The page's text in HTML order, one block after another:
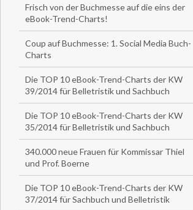
Frisch von der Buchmesse auf die eins der
eBook-Trend-Charts!
Coup auf Buchmesse: 1. Social Media Buch-
Charts
Die TOP 10 eBook-Trend-Charts der KW
39/2014 für Belletristik und Sachbuch
Die TOP 10 eBook-Trend-Charts der KW
35/2014 für Belletristik und Sachbuch
340.000 neue Frauen für Kommissar Thiel
und Prof. Boerne
Die TOP 10 eBook-Trend-Charts der KW
37/2014 für Sachbuch und Belletristik